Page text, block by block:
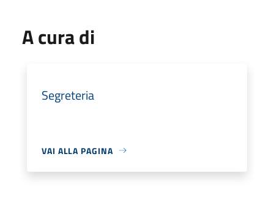
A cura di
Segreteria
VAI ALLA PAGINA